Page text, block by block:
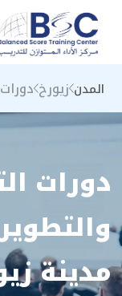
المدن زيورخ
دورات
مدينة